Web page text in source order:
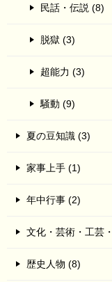
民話・伝説 (8)
脱獄 (3)
超能力 (3)
騒動 (9)
夏の豆知識 (3)
家事上手 (1)
年中行事 (2)
文化・芸術・工芸
歴史人物 (8)